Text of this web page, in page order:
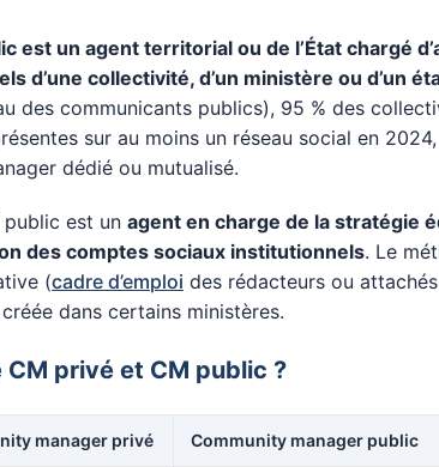
est un agent territorial ou de l’État chargé
d’une collectivité, d’un ministère ou d’un
des communicants publics), 95 % des
sur au moins un réseau social en
dédié ou mutualisé.
est un agent en charge de la stratégie
des comptes sociaux institutionnels. Le
(cadre d’emploi des rédacteurs ou
dans certains ministères.
privé et CM public ?
manager privé Community manager public